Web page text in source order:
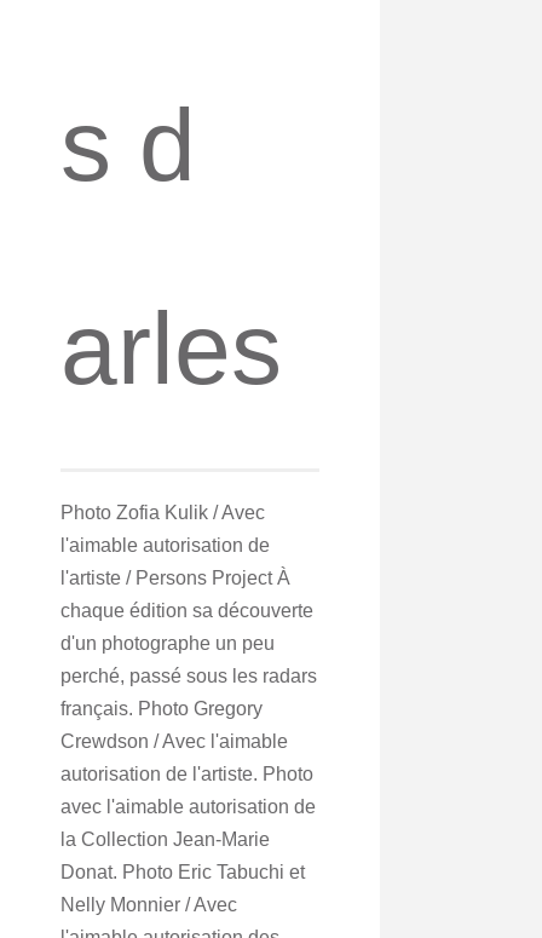
s d
arles
Photo Zofia Kulik / Avec
l'aimable autorisation de
l'artiste / Persons Project À
chaque édition sa découverte
d'un photographe un peu
perché, passé sous les radars
français. Photo Gregory
Crewdson / Avec l'aimable
autorisation de l'artiste. Photo
avec l'aimable autorisation de
la Collection Jean-Marie
Donat. Photo Eric Tabuchi et
Nelly Monnier / Avec